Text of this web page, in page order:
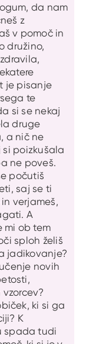
da nam
z
v pomoč in
družino,
je pisanje
te
si se nekaj
druge
a nič ne
si poizkušala
ne poveš.
počutiš
saj se ti
verjameš,
A
mi ob tem
sploh želiš
jadikovanje?
novih
ki si ga
K
spada tudi